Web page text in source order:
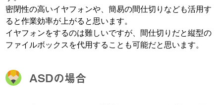
密閉性の高いイヤフォンや、簡易の間仕切りなども活用す
ると作業効率が上がると思います。
イヤフォンをするのは難しいですが、間仕切りだと縦型の
ファイルボックスを代用することも可能だと思います。
ASDの場合